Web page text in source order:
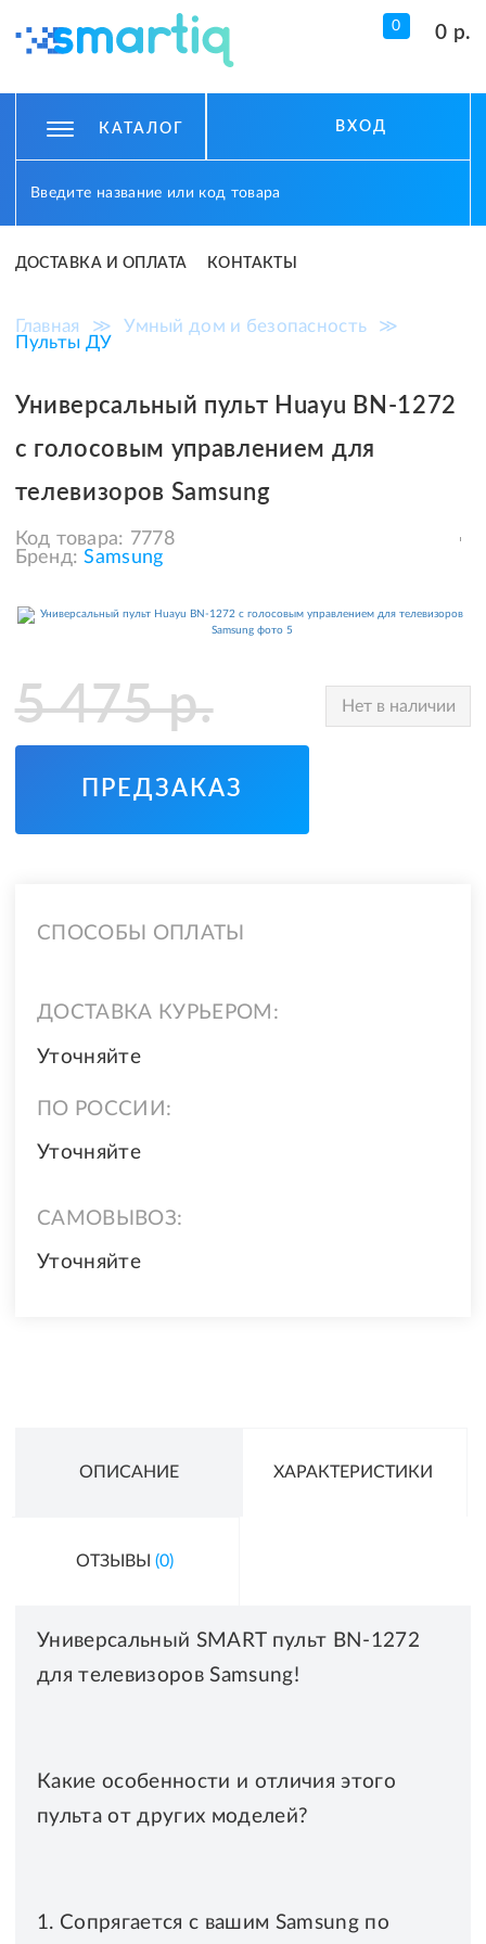
0 0 р.
КАТАЛОГ ВХОД
ДОСТАВКА И ОПЛАТА КОНТАКТЫ
Главная ≫ Умный дом и безопасность
≫
Пульты ДУ
Универсальный пульт Huayu BN-1272
с голосовым управлением для
телевизоров Samsung
Код товара: 7778
Бренд: Samsung
5 475р. Нет в наличии
ПРЕДЗАКАЗ
СПОСОБЫ ОПЛАТЫ
ДОСТАВКА КУРЬЕРОМ:
Уточняйте
ПО РОССИИ:
Уточняйте
САМОВЫВОЗ:
Уточняйте
ОПИСАНИЕ ХАРАКТЕРИСТИКИ
ОТЗЫВЫ (0)
Универсальный SMART пульт BN-1272
для телевизоров Samsung!
Какие особенности и отличия этого
пульта от других моделей?
1. Сопрягается с вашим Samsung по